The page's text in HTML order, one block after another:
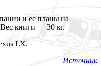
и ее планы на
Вес книги — 30 кг.
LX.
Источник